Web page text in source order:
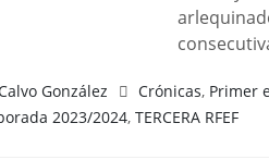
González Crónicas, Primer
2023/2024,TERCERA RFEF